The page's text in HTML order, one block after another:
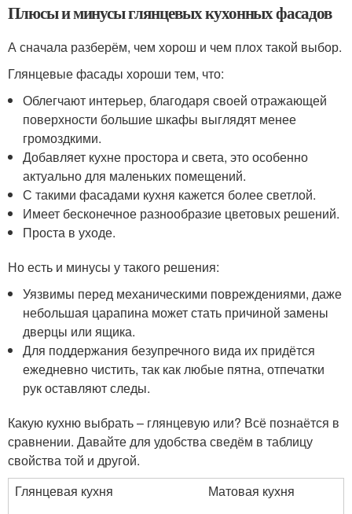
Плюсы и минусы глянцевых кухонных фасадов
А сначала разберём, чем хорош и чем плох такой выбор.
Глянцевые фасады хороши тем, что:
Облегчают интерьер, благодаря своей отражающей
поверхности большие шкафы выглядят менее
громоздкими.
Добавляет кухне простора и света, это особенно
актуально для маленьких помещений.
С такими фасадами кухня кажется более светлой.
Имеет бесконечное разнообразие цветовых решений.
Проста в уходе.
Но есть и минусы у такого решения:
Уязвимы перед механическими повреждениями, даже
небольшая царапина может стать причиной замены
дверцы или ящика.
Для поддержания безупречного вида их придётся
ежедневно чистить, так как любые пятна, отпечатки
рук оставляют следы.
Какую кухню выбрать – глянцевую или? Всё познаётся в
сравнении. Давайте для удобства сведём в таблицу
свойства той и другой.
Глянцевая кухня
Матовая кухня